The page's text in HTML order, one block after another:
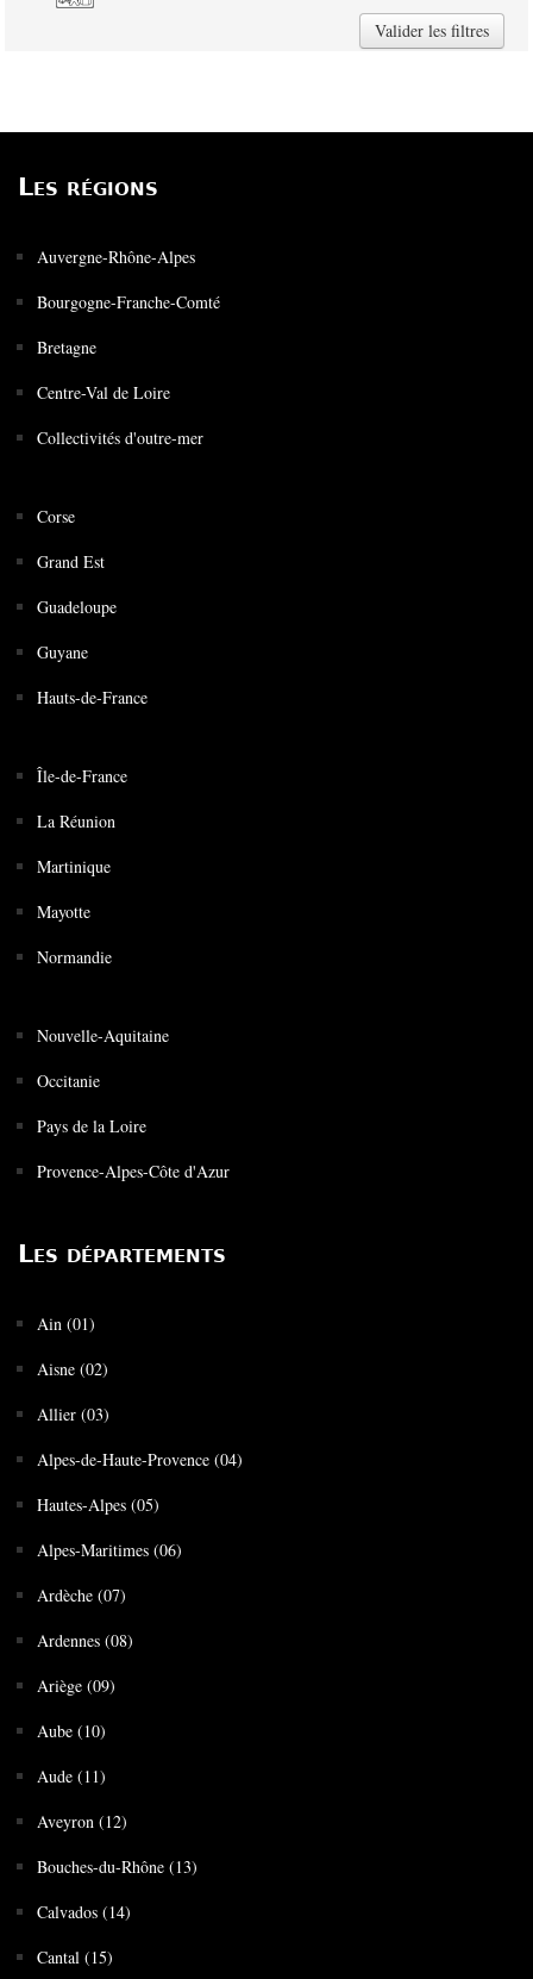
Les régions
Auvergne-Rhône-Alpes
Bourgogne-Franche-Comté
Bretagne
Centre-Val de Loire
Collectivités d'outre-mer
Corse
Grand Est
Guadeloupe
Guyane
Hauts-de-France
Île-de-France
La Réunion
Martinique
Mayotte
Normandie
Nouvelle-Aquitaine
Occitanie
Pays de la Loire
Provence-Alpes-Côte d'Azur
Les départements
Ain (01)
Aisne (02)
Allier (03)
Alpes-de-Haute-Provence (04)
Hautes-Alpes (05)
Alpes-Maritimes (06)
Ardèche (07)
Ardennes (08)
Ariège (09)
Aube (10)
Aude (11)
Aveyron (12)
Bouches-du-Rhône (13)
Calvados (14)
Cantal (15)